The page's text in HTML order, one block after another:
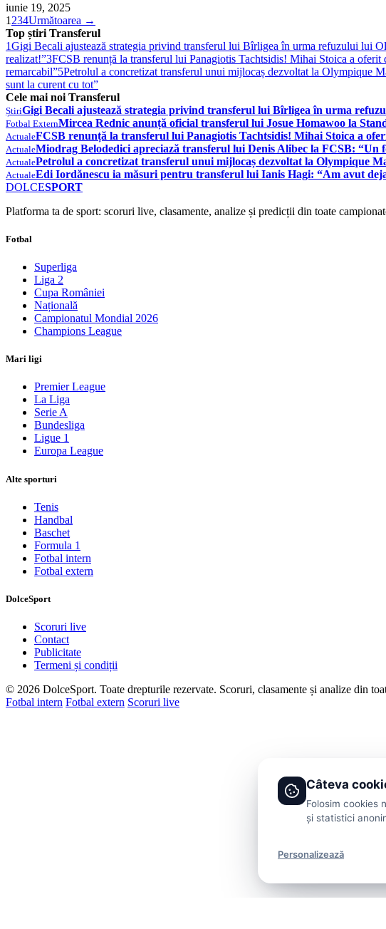
iunie 19, 2025
1 234Următoarea →
Top știri Transferul
1Gigi Becali ajustează strategia privind transferul lui Bîrligea în urma refuzului lui
realizat!”3FCSB renunță la transferul lui Panagiotis Tachtsidis! Mihai Stoica a oferit
remarcabil”5Petrolul a concretizat transferul unui mijlocaș dezvoltat la Olympique
sunt la curent cu tot”
Cele mai noi Transferul
ȘtiriGigi Becali ajustează strategia privind transferul lui Bîrligea în urma
Fotbal ExternMircea Rednic anunță oficial transferul lui Josue Homawoo la
ActualeFCSB renunță la transferul lui Panagiotis Tachtsidis! Mihai Stoica a
ActualeMiodrag Belodedici apreciază transferul lui Denis Alibec la FCSB: “Un
ActualePetrolul a concretizat transferul unui mijlocaș dezvoltat la Olympique
ActualeEdi Iordănescu ia măsuri pentru transferul lui Ianis Hagi: “Am avut
DOLCESPORT
Platforma ta de sport: scoruri live, clasamente, analize și predicții din toate
Fotbal
Superliga
Liga 2
Cupa României
Națională
Campionatul Mondial 2026
Champions League
Mari ligi
Premier League
La Liga
Serie A
Bundesliga
Ligue 1
Europa League
Alte sporturi
Tenis
Handbal
Baschet
Formula 1
Fotbal intern
Fotbal extern
DolceSport
Scoruri live
Contact
Publicitate
Termeni și condiții
© 2026 DolceSport. Toate drepturile rezervate. Scoruri, clasamente și analize din
Fotbal intern Fotbal extern Scoruri live
Câteva
Folosim cookies
și statistici
Personalizează